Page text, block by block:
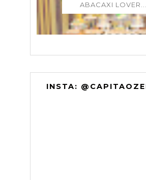
ABACAXI LOVER...
INSTA: